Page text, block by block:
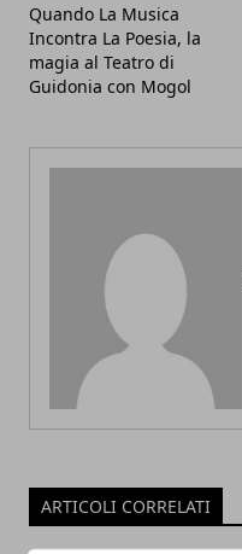
Quando La Musica
Incontra La Poesia, la
magia al Teatro di
Guidonia con Mogol
ARTICOLI CORRELATI